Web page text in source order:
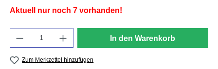
Aktuell nur noch 7 vorhanden!
In den Warenkorb
Zum Merkzettel hinzufügen